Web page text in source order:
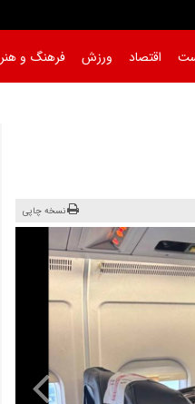
اقتصاد ورزش فرهنگ و هنر
نسخه چاپی